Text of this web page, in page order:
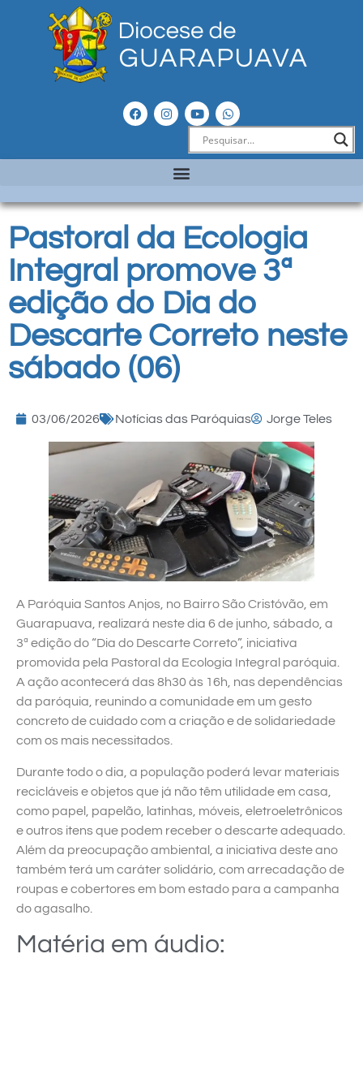
Pastoral da Ecologia
Integral promove 3ª
edição do Dia do
Descarte Correto neste
sábado (06)
03/06/2026 Notícias das Paróquias Jorge Teles
A Paróquia Santos Anjos, no Bairro São Cristóvão, em
Guarapuava, realizará neste dia 6 de junho, sábado, a
3ª edição do “Dia do Descarte Correto”, iniciativa
promovida pela Pastoral da Ecologia Integral paróquia.
A ação acontecerá das 8h30 às 16h, nas dependências
da paróquia, reunindo a comunidade em um gesto
concreto de cuidado com a criação e de solidariedade
com os mais necessitados.
Durante todo o dia, a população poderá levar materiais
recicláveis e objetos que já não têm utilidade em casa,
como papel, papelão, latinhas, móveis, eletroeletrônicos
e outros itens que podem receber o descarte adequado.
Além da preocupação ambiental, a iniciativa deste ano
também terá um caráter solidário, com arrecadação de
roupas e cobertores em bom estado para a campanha
do agasalho.
Matéria em áudio: